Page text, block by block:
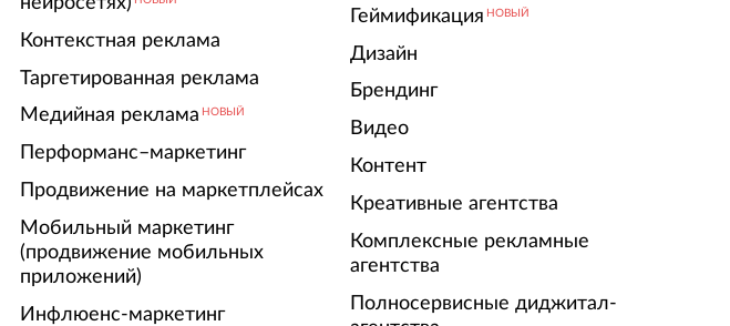
Контекстная реклама
Таргетированная реклама
Медийная реклама НОВЫЙ
Перформанс–маркетинг
Продвижение на маркетплейсах
Мобильный маркетинг
(продвижение мобильных
приложений)
Инфлюенс-маркетинг
Геймификация НОВЫЙ
Дизайн
Брендинг
Видео
Контент
Креативные агентства
Комплексные рекламные
агентства
Полносервисные диджитал-